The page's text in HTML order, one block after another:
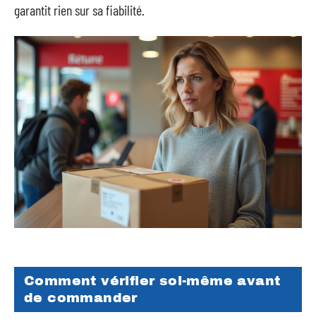
garantit rien sur sa fiabilité.
Comment vérifier soi-même avant
de commander